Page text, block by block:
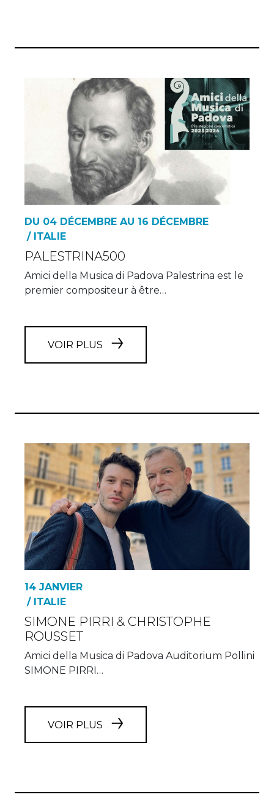
DU 04 DÉCEMBRE AU 16 DÉCEMBRE
/ ITALIE
PALESTRINA500
Amici della Musica di Padova Palestrina est le
premier compositeur à être…
VOIR PLUS
14 JANVIER
/ ITALIE
SIMONE PIRRI & CHRISTOPHE
ROUSSET
Amici della Musica di Padova Auditorium Pollini
SIMONE PIRRI…
VOIR PLUS